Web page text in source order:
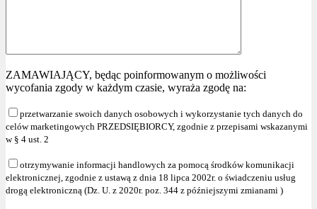
ZAMAWIAJĄCY, będąc poinformowanym o możliwości
wycofania zgody w każdym czasie, wyraża zgodę na:
przetwarzanie swoich danych osobowych i wykorzystanie tych danych do
celów marketingowych PRZEDSIĘBIORCY, zgodnie z przepisami wskazanymi
w § 4 ust. 2
otrzymywanie informacji handlowych za pomocą środków komunikacji
elektronicznej, zgodnie z ustawą z dnia 18 lipca 2002r. o świadczeniu usług
drogą elektroniczną (Dz. U. z 2020r. poz. 344 z późniejszymi zmianami )